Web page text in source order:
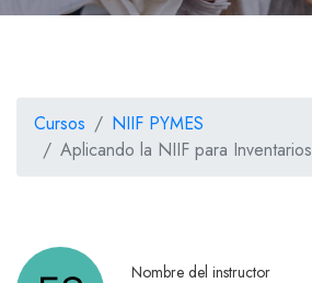
Cursos
NIIF PYMES
Aplicando la NIIF para Inventarios
Nombre del instructor